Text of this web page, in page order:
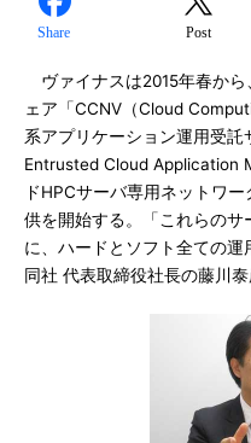
Share Post
ヴァイナスは2015年春から
ェア「CCNV（Cloud
系アプリケーション運用受託
Entrusted Cloud Application
ドHPCサーバ専用ネットワ
供を開始する。「これらのサ
に、ハードとソフト全ての運
同社 代表取締役社長の藤川泰